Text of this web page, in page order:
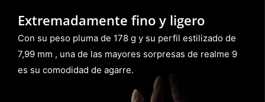
Extremadamente fino y ligero
Con su peso pluma de 178 g y su perfil estilizado de
7,99 mm , una de las mayores sorpresas de realme 9
es su comodidad de agarre.